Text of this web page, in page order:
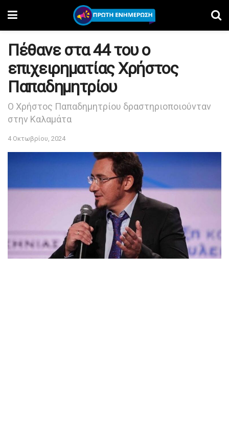
Πέθανε στα 44 του ο
επιχειρηματίας Χρήστος
Παπαδημητρίου
Ο Χρήστος Παπαδημητρίου δραστηριοποιούνταν
στην Καλαμάτα
4 Οκτωβρίου, 2024